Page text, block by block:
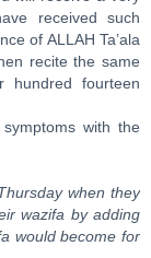
received such
of ALLAH Ta’ala
recite the same
hundred fourteen
with the
when they
wazifa by adding
would become for